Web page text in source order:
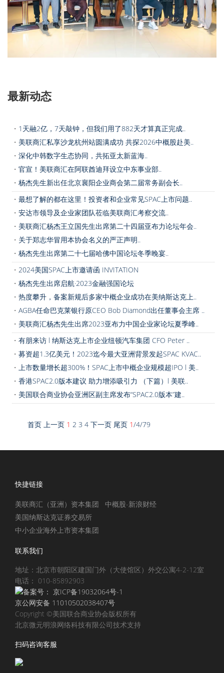
最新动态
・ 1天融2亿，7天敲钟，但我们用了882天才算真正完成..
・ 美联商汇私享沙龙杭州站圆满成功 共探2026中概股赴美..
・ 深化中韩数字生态协同，共拓亚太新蓝海..
・ 官宣！美联商汇在阿联酋迪拜设立中东事业部..
・ 杨杰先生新出任北京襄阳企业商会第二届常务副会长..
・ 最想了解的都在这里！投资者和企业常见SPAC上市问题..
・ 安达市领导及企业家团队莅临美联商汇考察交流..
・ 美联商汇杨杰王立国先生出席第二十四届亚布力论坛年会..
・ 关于郑志华冒用本协会名义的严正声明..
・ 杨杰先生出席第二十七届哈佛中国论坛冬季晚宴..
・ 2024美国SPAC上市邀请函 INVITATION
・ 杨杰先生出席启航·2023金融强国论坛
・ 热度攀升，备案新规后多家中概企业成功在美纳斯达克上..
・ AGBA任命巴克莱银行原CEO Bob Diamond出任董事会主席 ..
・ 美联商汇杨杰先生出席2023亚布力中国企业家论坛夏季峰..
・ 有朋来访 l 纳斯达克上市企业纽顿汽车集团 CFO Peter ..
・ 募资超1.3亿美元！2023迄今最大亚洲背景发起SPAC KVAC..
・ 上市数量增长超300%！SPAC上市中概企业规模超IPO l 美..
・ 香港SPAC2.0版本建议 助力增添吸引力 （下篇）l 美联..
・ 美国联合商业协会亚洲区副主席发布“SPAC2.0版本”建..
首页 上一页 1 2 3 4 下一页 尾页 1/4/79
快捷链接
美联商汇（亚洲）资本集团
中概股-新浪财经
美国纳斯达克证券交易所
中小企业海外上市资本集团
联系我们
地址：北京市朝阳区建国门外（大使馆区）外交公寓4-2-12室
电话： 010-85892903
备案号： 京ICP备19032064号-1
京公网安备 11010502038407号
Copyright ©美国联合商业协会版权所有
北京微元明浪网络科技有限公司技术支持
扫码咨询客服